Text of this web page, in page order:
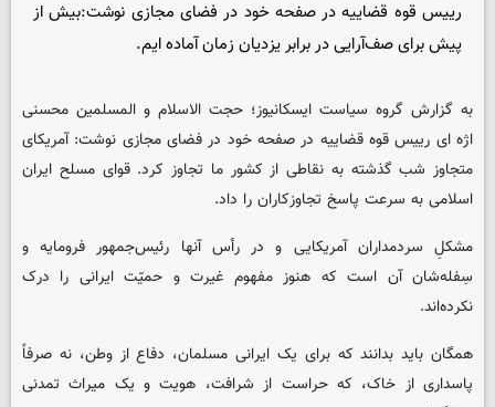
رییس قوه قضاییه در صفحه خود در فضای مجازی نوشت:بیش از
پیش برای صف‌آرایی در برابر یزدیان زمان آماده ایم.
به گزارش گروه سیاست ایسکانیوز؛ حجت الاسلام و المسلمین محسنی
اژه ای رییس قوه قضاییه در صفحه خود در فضای مجازی نوشت: آمریکای
متجاوز شب گذشته به نقاطی از کشور ما تجاوز کرد. قوای مسلح ایران
اسلامی به سرعت پاسخ تجاوزکاران را داد.
مشکلِ سردمداران آمریکایی و در رأس آنها رئیس‌جمهور فرومایه و
سِفله‌شان آن است که هنوز مفهوم غیرت و حمیّت ایرانی را درک
نکرده‌اند.
همگان باید بدانند که برای یک ایرانی مسلمان، دفاع از وطن، نه صرفاً
پاسداری از خاک، که حراست از شرافت، هویت و یک میراث تمدنی